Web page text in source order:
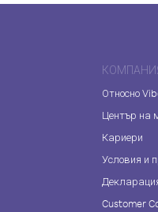
Относно
Център на
Кариери
Условия и
Customer